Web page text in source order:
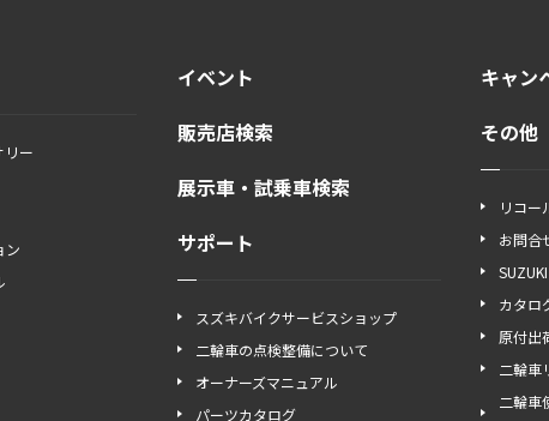
リー
ン
イベント
販売店検索
展示車・試乗車検索
サポート
スズキバイクサービスショップ
二輪車の点検整備について
オーナーズマニュアル
パーツカタログ
キャン
その他
リコー
お問合
カタロ
原付出
二輪車
二輪車